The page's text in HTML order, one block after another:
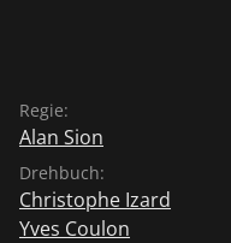
Regie:
Alan Sion
Drehbuch:
Christophe Izard
Yves Coulon